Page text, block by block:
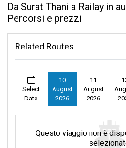
Da Surat Thani a Railay in
Percorsi e prezzi
Related Routes
Select
Date
10
August
2026
11
August
2026
Questo viaggio non è